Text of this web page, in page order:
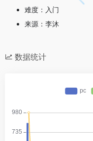
难度：入门
来源：李沐
数据统计